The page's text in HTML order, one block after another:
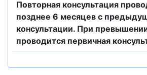
Повторная консультация
позднее 6 месяцев с
консультации. При
проводится первичная